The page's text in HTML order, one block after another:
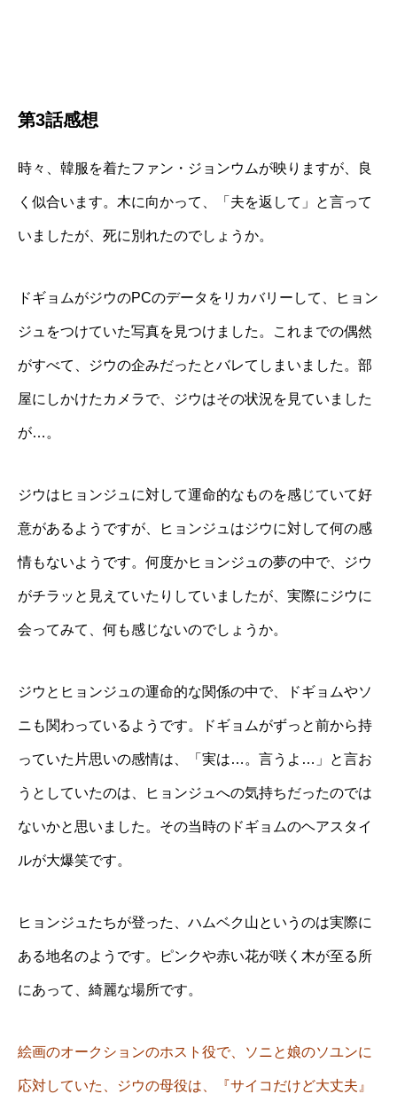
第3話感想
時々、韓服を着たファン・ジョンウムが映りますが、良
く似合います。木に向かって、「夫を返して」と言って
いましたが、死に別れたのでしょうか。
ドギョムがジウのPCのデータをリカバリーして、ヒョン
ジュをつけていた写真を見つけました。これまでの偶然
がすべて、ジウの企みだったとバレてしまいました。部
屋にしかけたカメラで、ジウはその状況を見ていました
が…。
ジウはヒョンジュに対して運命的なものを感じていて好
意があるようですが、ヒョンジュはジウに対して何の感
情もないようです。何度かヒョンジュの夢の中で、ジウ
がチラッと見えていたりしていましたが、実際にジウに
会ってみて、何も感じないのでしょうか。
ジウとヒョンジュの運命的な関係の中で、ドギョムやソ
ニも関わっているようです。ドギョムがずっと前から持
っていた片思いの感情は、「実は…。言うよ…」と言お
うとしていたのは、ヒョンジュへの気持ちだったのでは
ないかと思いました。その当時のドギョムのヘアスタイ
ルが大爆笑です。
ヒョンジュたちが登った、ハムベク山というのは実際に
ある地名のようです。ピンクや赤い花が咲く木が至る所
にあって、綺麗な場所です。
絵画のオークションのホスト役で、ソニと娘のソユンに
応対していた、ジウの母役は、『サイコだけど大丈夫』